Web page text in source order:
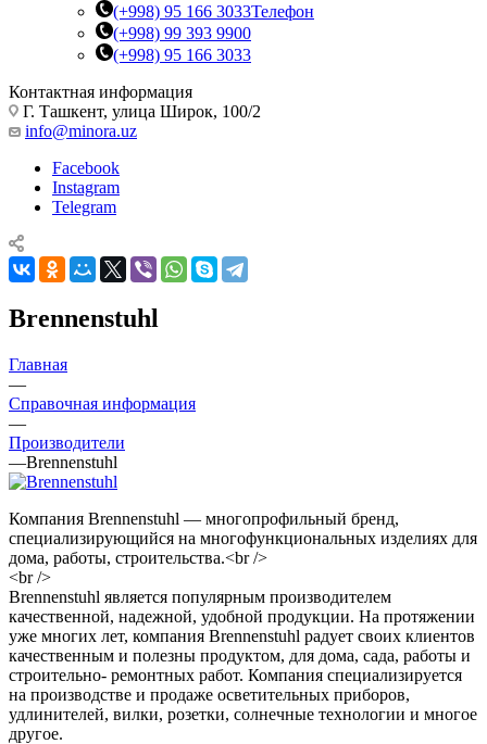
(+998) 95 166 3033Телефон
(+998) 99 393 9900
(+998) 95 166 3033
Контактная информация
Г. Ташкент, улица Широк, 100/2
info@minora.uz
Facebook
Instagram
Telegram
Brennenstuhl
Главная
—
Справочная информация
—
Производители
—Brennenstuhl
Компания Brennenstuhl — многопрофильный бренд,
специализирующийся на многофункциональных изделиях для
дома, работы, строительства.<br />
<br />
Brennenstuhl является популярным производителем
качественной, надежной, удобной продукции. На протяжении
уже многих лет, компания Brennenstuhl радует своих клиентов
качественным и полезны продуктом, для дома, сада, работы и
строительно- ремонтных работ. Компания специализируется
на производстве и продаже осветительных приборов,
удлинителей, вилки, розетки, солнечные технологии и многое
другое.